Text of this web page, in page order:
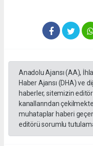
Anadolu Ajansı (AA),
Haber Ajansı (DHA) ve
haberler, sitemizin
kanallarından
muhataplar haberi
editörü sorumlu